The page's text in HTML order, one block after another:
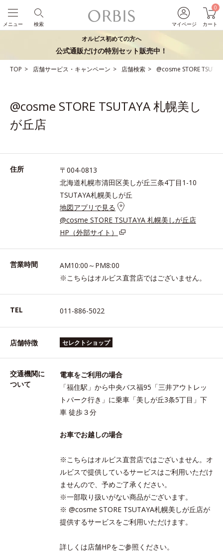
マイページ
0
カート
検索
メニュー
オルビス初めての方へ
公式通販だけの特別セット販売中！
TOP 店舗サービス・キャンペーン 店舗検索 @cosme STORE
@cosme STORE TSUTAYA 札幌美し
が丘店
住所
〒004-0813
北海道札幌市清田区美しが丘三条4丁目1-10
TSUTAYA札幌美しが丘
地図アプリで見る
@cosme STORE TSUTAYA 札幌美しが丘店
HP（外部サイト）
営業時間
AM10:00～PM8:00
※こちらはオルビス直営店ではございません。
TEL 011-886-5022
店舗特徴 セレクトショップ
交通機関に
ついて
電車をご利用の場合
「福住駅」から中央バス福95「三井アウトレッ
トパーク行き」に乗車「美しが丘3条5丁目」下
車 徒歩３分
お車でお越しの場合
※こちらはオルビス直営店ではございません。オ
ルビスで提供しているサービスはご利用いただけ
ませんので、予めご了承ください。
※一部取り扱いがない商品がございます。
※ @cosme STORE TSUTAYA札幌美しが丘店が
提供するサービスをご利用いただけます。
詳しくは店舗HPをご参照ください。